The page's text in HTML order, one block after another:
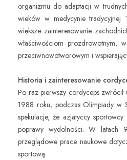
organizmu do adaptacji w
wieków w medycynie
większe zainteresowanie
właściwościom prozdrowotnym,
przeciwnowotworowym i
Historia i zainteresowanie
Po raz pierwszy cordyceps
1988 roku, podczas Olimpiady w
spekulacje, że azjatyccy
poprawy wydolności. W latach
przeglądowe prace naukowe
sportową.